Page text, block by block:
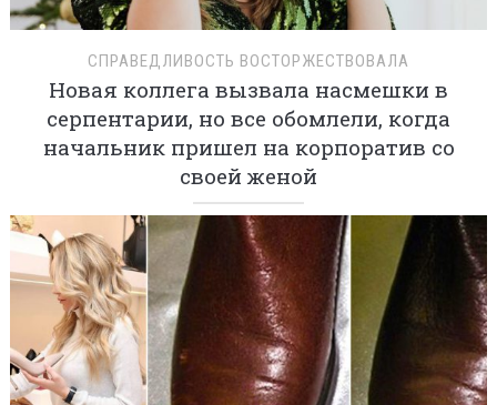
СПРАВЕДЛИВОСТЬ ВОСТОРЖЕСТВОВАЛА
Новая коллега вызвала насмешки в
серпентарии, но все обомлели, когда
начальник пришел на корпоратив со
своей женой